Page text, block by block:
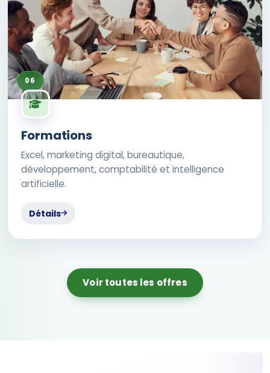
06
Formations
Excel, marketing digital, bureautique,
développement, comptabilité et intelligence
artificielle.
Détails
Voir toutes les offres